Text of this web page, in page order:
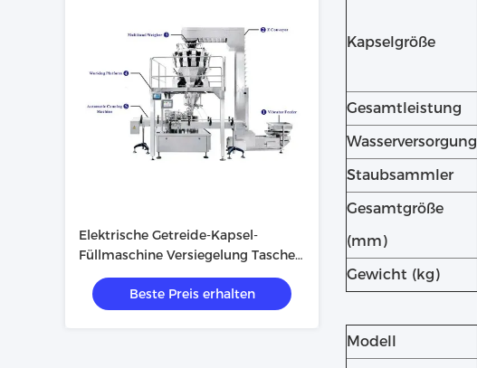
Elektrische Getreide-Kapsel-
Füllmaschine Versiegelung Tasche
automatische Kapsel-Füllmaschine
Beste Preis erhalten
Kapselgröße
Gesamtleistung
Wasserversorgung
Staubsammler
Gesamtgröße
(mm)
Gewicht (kg)
Modell